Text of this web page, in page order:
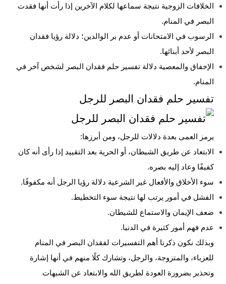
الخلافات الزوجية نتيجة سماعها لكلام الآخرين إذا رأت أنها فقدت
البصر في المنام.
الرسوب في الامتحانات أو عدم بر الوالدين؛ دلالة رؤيا فقدان
البصر لأحد أبنائها.
الإخفاق والمعصية دلالة تفسير حلم فقدان البصر لشخص آخر في
المنام.
تفسير حلم فقدان البصر للرجل
يرمز العمى بعدة دلالات للرجل، ومن أبرزها:
الابتعاد عن طريق الشيطان، أو الحرية بعد التقييد إذا رأى أنه كان
كفيفًا وعاد إليه بصره.
سوء الأخلاق والأفعال غير الشرعية دلالة رؤيا الرجل أنه مكفوفًا.
الفشل في أمور يرتب لها نتيجة سوء التخطيط.
ضعف الإيمان والاستماع للشيطان.
عدم فهم أمور كثيرة في الدنيا.
وبذلك نكون ذكرنا أهم التفسيرات لفقدان البصر في المنام
للعزباء، والمتزوجة، والرجل، وتشارك كلًا منهم في أنها إشارة
وتحذير بضرورة العودة لطريق الله والابتعاد عن الشبهات